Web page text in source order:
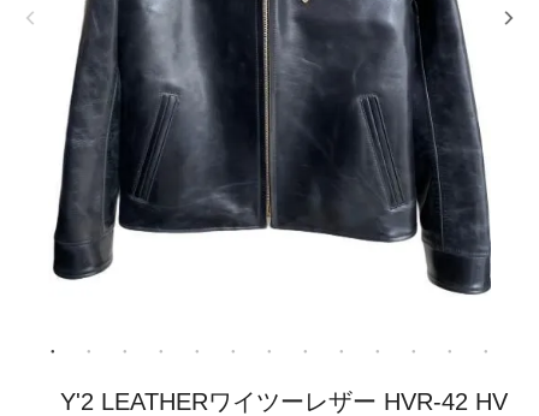
Y'2 LEATHERワイツーレザー HVR-42 HV